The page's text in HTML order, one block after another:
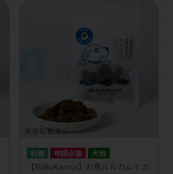
申請必要 犬用
【RuRuKamui】お魚ルルカムイ カ